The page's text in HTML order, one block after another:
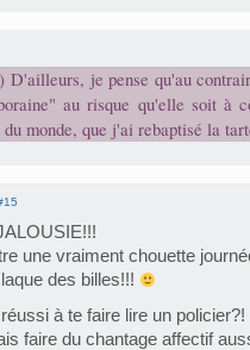
D'ailleurs, je pense qu'au
au risque qu'elle soit à
monde, que j'ai rebaptisé la
une vraiment chouette
des billes!!!
à te faire lire un policier?!
faire du chantage affectif